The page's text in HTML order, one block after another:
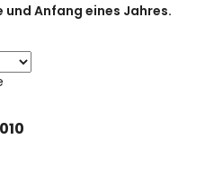
und Anfang eines Jahres.